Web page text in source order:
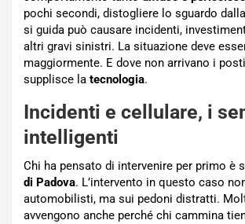
pochi secondi, distogliere lo sguardo
si guida può causare incidenti,
altri gravi sinistri. La situazione deve
maggiormente. E dove non arrivano i
supplisce la tecnologia.
Incidenti e cellulare, i
intelligenti
Chi ha pensato di intervenire per primo è
di Padova. L’intervento in questo caso
automobilisti, ma sui pedoni distratti.
avvengono anche perché chi cammina